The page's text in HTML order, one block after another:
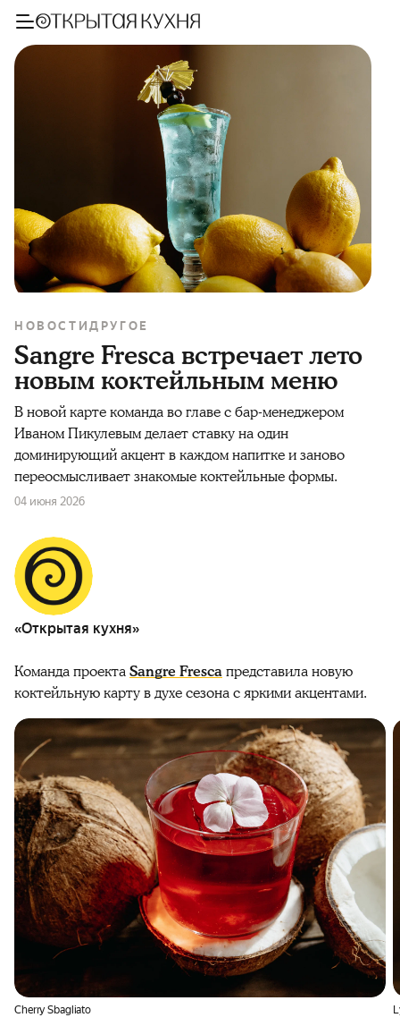
НОВОСТИДРУГОЕ
Sangre Fresca встречает лето
новым коктейльным меню
В новой карте команда во главе с бар-менеджером
Иваном Пикулевым делает ставку на один
доминирующий акцент в каждом напитке и заново
переосмысливает знакомые коктейльные формы.
04 июня 2026
«Открытая кухня»
Команда проектаSangre Frescaпредставила новую
коктейльную карту в духе сезона с яркими акцентами.
Cherry Sbagliato